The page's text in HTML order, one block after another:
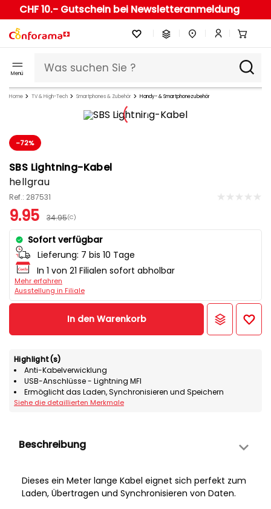
CHF 10.- Gutschein bei Newsletteranmeldung
Menü
Home TV & High-Tech Smartphones & Zubehör Handy- & Smartphonezubehör
-72%
SBS Lightning-Kabel
hellgrau
Ref.: 287531
9.95 34.95(C)
Sofort verfügbar
Lieferung: 7 bis 10 Tage
In 1 von 21 Filialen sofort abholbar
Mehr erfahren
Ausstellung in Filiale
In den Warenkorb
Highlight(s)
Anti-Kabelverwicklung
USB-Anschlüsse - Lightning MFI
Ermöglicht das Laden, Synchronisieren und Speichern
Siehe die detaillierten Merkmale
Beschreibung
Dieses ein Meter lange Kabel eignet sich perfekt zum
Laden, Übertragen und Synchronisieren von Daten.